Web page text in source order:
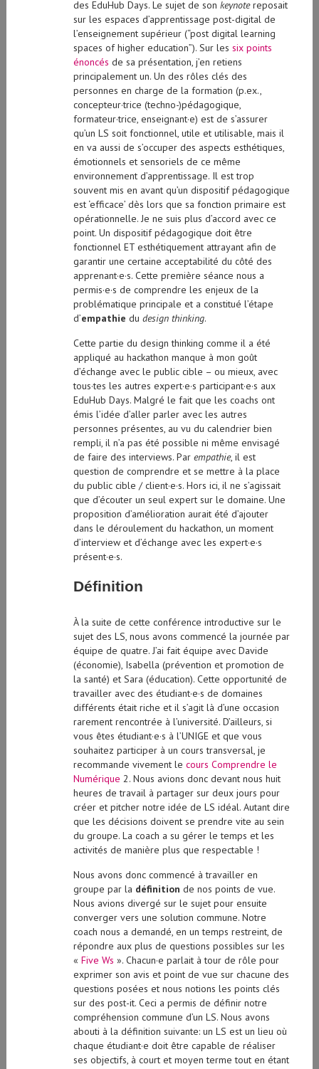
sur les espaces d’apprentissage post-digital de
l’enseignement supérieur (“post digital learning
spaces of higher education”). Sur lessix points
énoncésde sa présentation, j’en retiens
principalement un. Un des rôles clés des
personnes en charge de la formation (p.ex.,
concepteur·trice (techno-)pédagogique,
formateur·trice, enseignant·e) est de s’assurer
qu’un LS soit fonctionnel, utile et utilisable, mais il
en va aussi de s’occuper des aspects esthétiques,
émotionnels et sensoriels de ce même
environnement d’apprentissage. Il est trop
souvent mis en avant qu’un dispositif pédagogique
est ‘efficace’ dès lors que sa fonction primaire est
opérationnelle. Je ne suis plus d’accord avec ce
point. Un dispositif pédagogique doit être
fonctionnel ET esthétiquement attrayant afin de
garantir une certaine acceptabilité du côté des
apprenant·e·s. Cette première séance nous a
permis·e·s de comprendre les enjeux de la
problématique principale et a constitué l’étape
d’empathiedudesign thinking.
appliqué au hackathon manque à mon goût
d’échange avec le public cible – ou mieux, avec
tous·tes les autres expert·e·s participant·e·s aux
EduHub Days. Malgré le fait que les coachs ont
émis l’idée d’aller parler avec les autres
personnes présentes, au vu du calendrier bien
rempli, il n’a pas été possible ni même envisagé
de faire des interviews. Parempathie, il est
question de comprendre et se mettre à la place
du public cible / client·e·s. Hors ici, il ne s’agissait
que d’écouter un seul expert sur le domaine. Une
proposition d’amélioration aurait été d’ajouter
dans le déroulement du hackathon, un moment
d’interview et d’échange avec les expert·e·s
présent·e·s.
sujet des LS, nous avons commencé la journée par
équipe de quatre. J’ai fait équipe avec Davide
(économie), Isabella (prévention et promotion de
la santé) et Sara (éducation). Cette opportunité de
travailler avec des étudiant·e·s de domaines
différents était riche et il s’agit là d’une occasion
rarement rencontrée à l’université. D’ailleurs, si
vous êtes étudiant·e·s à l’UNIGE et que vous
souhaitez participer à un cours transversal, je
recommande vivement lecours Comprendre le
Numérique2. Nous avions donc devant nous huit
heures de travail à partager sur deux jours pour
créer et pitcher notre idée de LS idéal. Autant dire
que les décisions doivent se prendre vite au sein
du groupe. La coach a su gérer le temps et les
activités de manière plus que respectable !
groupe par ladéfinitionde nos points de vue.
Nous avions divergé sur le sujet pour ensuite
converger vers une solution commune. Notre
coach nous a demandé, en un temps restreint, de
répondre aux plus de questions possibles sur les
«Five Ws ». Chacun·e parlait à tour de rôle pour
exprimer son avis et point de vue sur chacune des
questions posées et nous notions les points clés
sur des post-it. Ceci a permis de définir notre
compréhension commune d’un LS. Nous avons
abouti à la définition suivante: un LS est un lieu où
chaque étudiant·e doit être capable de réaliser
ses objectifs, à court et moyen terme tout en étant
« émotionnellement engagé ».